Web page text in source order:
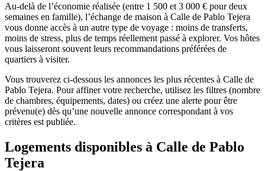
Au-delà de l’économie réalisée (entre 1 500 et 3 000 € pour deux
semaines en famille), l’échange de maison à Calle de Pablo Tejera
vous donne accès à un autre type de voyage : moins de transferts,
moins de stress, plus de temps réellement passé à explorer. Vos hôtes
vous laisseront souvent leurs recommandations préférées de
quartiers à visiter.
Vous trouverez ci-dessous les annonces les plus récentes à Calle de
Pablo Tejera. Pour affiner votre recherche, utilisez les filtres (nombre
de chambres, équipements, dates) ou créez une alerte pour être
prévenu(e) dès qu’une nouvelle annonce correspondant à vos
critères est publiée.
Logements disponibles à Calle de Pablo
Tejera